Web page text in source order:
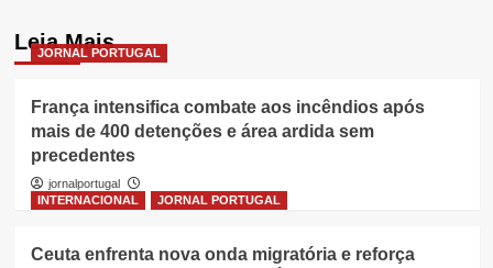
Leia Mais
JORNAL PORTUGAL
França intensifica combate aos incêndios após
mais de 400 detenções e área ardida sem
precedentes
jornalportugal
INTERNACIONAL
JORNAL PORTUGAL
Ceuta enfrenta nova onda migratória e reforça